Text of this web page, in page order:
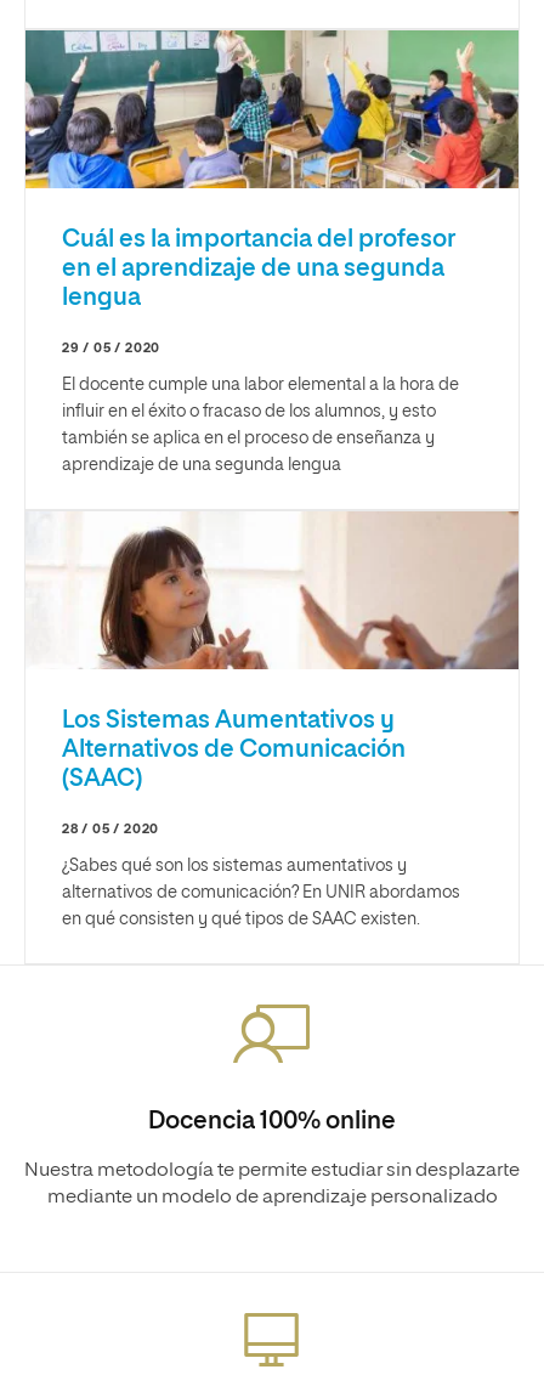
Cuál es la importancia del profesor
en el aprendizaje de una segunda
lengua
29 / 05 / 2020
El docente cumple una labor elemental a la hora de
influir en el éxito o fracaso de los alumnos, y esto
también se aplica en el proceso de enseñanza y
aprendizaje de una segunda lengua
Los Sistemas Aumentativos y
Alternativos de Comunicación
(SAAC)
28 / 05 / 2020
¿Sabes qué son los sistemas aumentativos y
alternativos de comunicación? En UNIR abordamos
en qué consisten y qué tipos de SAAC existen.
Docencia 100% online
Nuestra metodología te permite estudiar sin desplazarte
mediante un modelo de aprendizaje personalizado